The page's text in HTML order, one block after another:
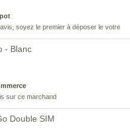
soyez le premier à déposer le votre
- Blanc
sur ce marchand
Double SIM